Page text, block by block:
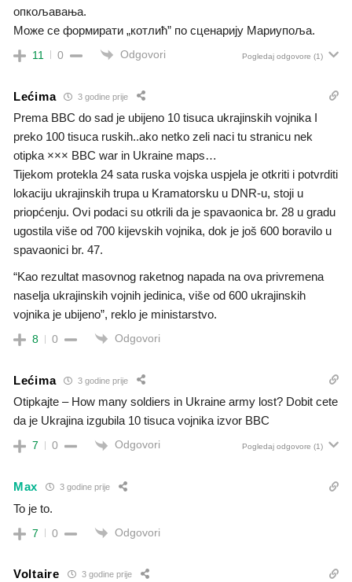
опкољавања.
Може се формирати „котлић” по сценарију Мариупоља.
11 0 Odgovori Pogledaj odgovore (1)
Lećima 3 godine prije
Prema BBC do sad je ubijeno 10 tisuca ukrajinskih vojnika I
preko 100 tisuca ruskih..ako netko zeli naci tu stranicu nek
otipka ××× BBC war in Ukraine maps…
Tijekom protekla 24 sata ruska vojska uspjela je otkriti i potvrditi
lokaciju ukrajinskih trupa u Kramatorsku u DNR-u, stoji u
priopćenju. Ovi podaci su otkrili da je spavaonica br. 28 u gradu
ugostila više od 700 kijevskih vojnika, dok je još 600 boravilo u
spavaonici br. 47.
“Kao rezultat masovnog raketnog napada na ova privremena
naselja ukrajinskih vojnih jedinica, više od 600 ukrajinskih
vojnika je ubijeno”, reklo je ministarstvo.
8 0 Odgovori
Lećima 3 godine prije
Otipkajte – How many soldiers in Ukraine army lost? Dobit cete
da je Ukrajina izgubila 10 tisuca vojnika izvor BBC
7 0 Odgovori Pogledaj odgovore (1)
Max 3 godine prije
To je to.
7 0 Odgovori
Voltaire 3 godine prije